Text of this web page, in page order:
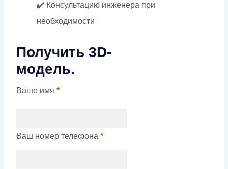
✔️ Консультацию инженера при
необходимости
Получить 3D-
модель.
Ваше имя *
Ваш номер телефона *